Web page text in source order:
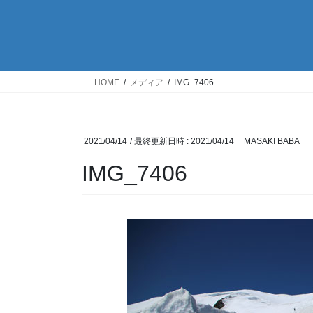
HOME メディア IMG_7406
2021/04/14 / 最終更新日時 : 2021/04/14 MASAKI BABA
IMG_7406